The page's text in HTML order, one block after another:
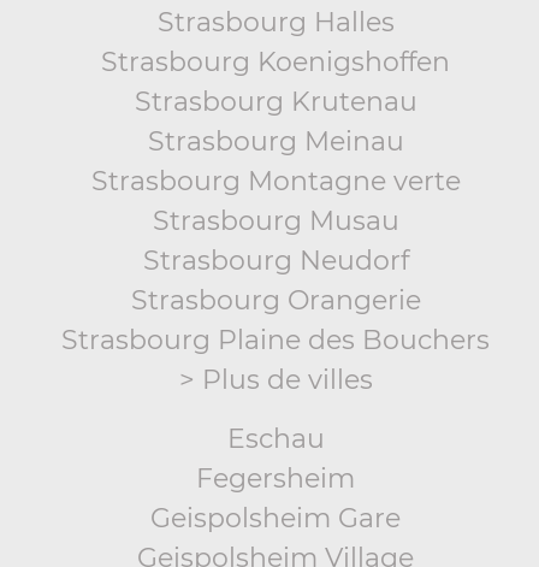
Strasbourg Halles
Strasbourg Koenigshoffen
Strasbourg Krutenau
Strasbourg Meinau
Strasbourg Montagne verte
Strasbourg Musau
Strasbourg Neudorf
Strasbourg Orangerie
Strasbourg Plaine des Bouchers
> Plus de villes
Eschau
Fegersheim
Geispolsheim Gare
Geispolsheim Village